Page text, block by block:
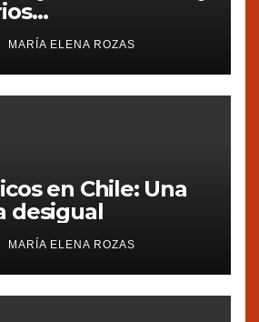
a México
MARÍA ELENA ROZAS
en Chile: Una
desigual
MARÍA ELENA ROZAS